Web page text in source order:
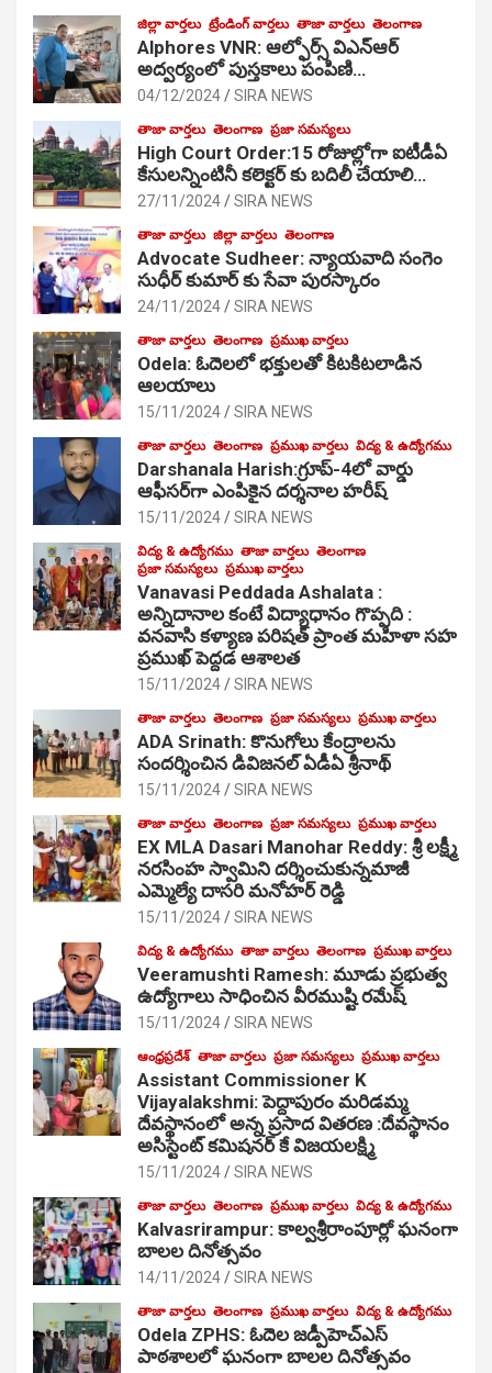
జిల్లా వార్తలు ట్రేండింగ్ వార్తలు తాజా వార్తలు తెలంగాణ
Alphores VNR: ఆల్ఫోర్స్ విఎన్ఆర్
అద్వర్యంలో పుస్తకాలు పంపిణి…
04/12/2024 SIRA NEWS
తాజా వార్తలు తెలంగాణ ప్రజా సమస్యలు
High Court Order:15 రోజుల్లోగా ఐటీడీఏ
కేసులన్నింటినీ కలెక్టర్ కు బదిలీ చేయాలి…
27/11/2024 SIRA NEWS
తాజా వార్తలు జిల్లా వార్తలు తెలంగాణ
Advocate Sudheer: న్యాయవాది సంగెం
సుధీర్ కుమార్ కు సేవా పురస్కారం
24/11/2024 SIRA NEWS
తాజా వార్తలు తెలంగాణ ప్రముఖ వార్తలు
Odela: ఓదెల‌లో భక్తులతో కిటకిటలాడిన
ఆల‌యాలు
15/11/2024 SIRA NEWS
తాజా వార్తలు తెలంగాణ ప్రముఖ వార్తలు విద్య & ఉద్యోగము
Darshanala Harish:గ్రూప్-4లో వార్డు
ఆఫీసర్‌గా ఎంపికైన దర్శనాల హరీష్
15/11/2024 SIRA NEWS
విద్య & ఉద్యోగము తాజా వార్తలు తెలంగాణ
ప్రజా సమస్యలు ప్రముఖ వార్తలు
Vanavasi Peddada Ashalata :
అన్నిదానాల కంటే విద్యాధానం గొప్పది :
వనవాసి కళ్యాణ పరిషత్ ప్రాంత మహిళా సహ
ప్రముఖ్ పెద్దడ ఆశాలత
15/11/2024 SIRA NEWS
తాజా వార్తలు తెలంగాణ ప్రజా సమస్యలు ప్రముఖ వార్తలు
ADA Srinath: కొనుగోలు కేంద్రాల‌ను
సంద‌ర్శించిన డివిజనల్ ఏడీఏ శ్రీనాథ్
15/11/2024 SIRA NEWS
తాజా వార్తలు తెలంగాణ ప్రజా సమస్యలు ప్రముఖ వార్తలు
EX MLA Dasari Manohar Reddy: శ్రీ లక్ష్మీ
నరసింహ స్వామిని దర్శించుకున్నమాజీ
ఎమ్మెల్యే దాసరి మనోహర్ రెడ్డి
15/11/2024 SIRA NEWS
విద్య & ఉద్యోగము తాజా వార్తలు తెలంగాణ ప్రముఖ వార్తలు
Veeramushti Ramesh: మూడు ప్రభుత్వ
ఉద్యోగాలు సాధించిన వీరముష్టి రమేష్
15/11/2024 SIRA NEWS
ఆంధ్రప్రదేశ్ తాజా వార్తలు ప్రజా సమస్యలు ప్రముఖ వార్తలు
Assistant Commissioner K
Vijayalakshmi: పెద్దాపురం మరిడమ్మ
దేవస్థానంలో అన్న ప్రసాద వితరణ :దేవస్థానం
అసిస్టెంట్ కమిషనర్ కే విజయలక్ష్మి
15/11/2024 SIRA NEWS
తాజా వార్తలు తెలంగాణ ప్రముఖ వార్తలు విద్య & ఉద్యోగము
Kalvasrirampur: కాల్వశ్రీరాంపూర్లో ఘనంగా
బాలల దినోత్సవం
14/11/2024 SIRA NEWS
తాజా వార్తలు తెలంగాణ ప్రముఖ వార్తలు విద్య & ఉద్యోగము
Odela ZPHS: ఓదెల జ‌డ్పీహెచ్ఎస్
పాఠ‌శాల‌లో ఘనంగా బాలల దినోత్సవం